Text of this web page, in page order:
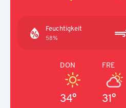
Feuchtigkeit
58%
DON
34°
FRE
31°